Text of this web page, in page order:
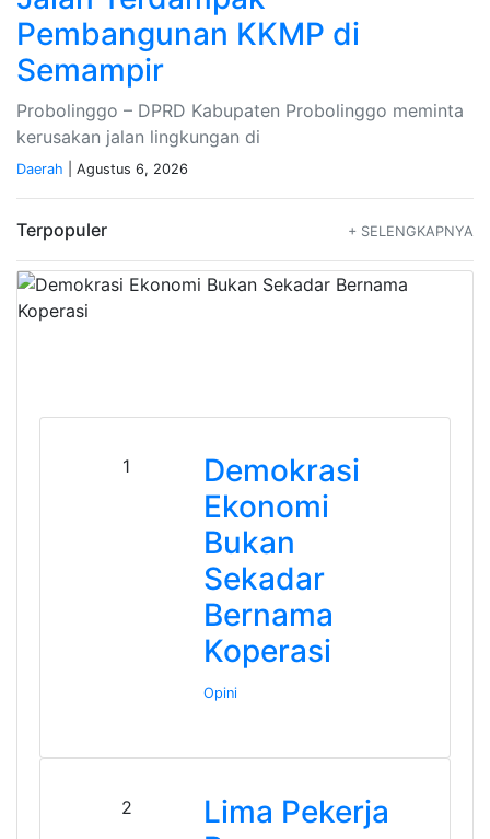
Pembangunan KKMP di
Semampir
Probolinggo – DPRD Kabupaten Probolinggo meminta
kerusakan jalan lingkungan di
Daerah | Agustus 6, 2026
Terpopuler + SELENGKAPNYA
1
Demokrasi
Ekonomi
Bukan
Sekadar
Bernama
Koperasi
Opini
2
Lima Pekerja